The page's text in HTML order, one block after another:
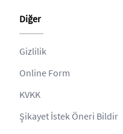
Diğer
Gizlilik
Online Form
KVKK
Şikayet İstek Öneri Bildir